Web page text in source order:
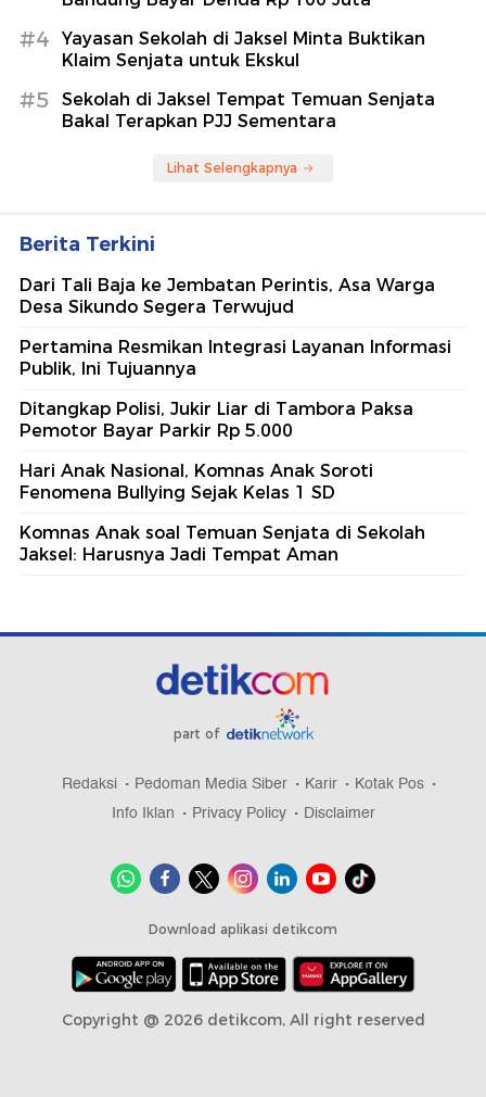
#4
Yayasan Sekolah di Jaksel Minta Buktikan
Klaim Senjata untuk Ekskul
#5
Sekolah di Jaksel Tempat Temuan Senjata
Bakal Terapkan PJJ Sementara
Lihat Selengkapnya
Berita Terkini
Dari Tali Baja ke Jembatan Perintis, Asa Warga
Desa Sikundo Segera Terwujud
Pertamina Resmikan Integrasi Layanan Informasi
Publik, Ini Tujuannya
Ditangkap Polisi, Jukir Liar di Tambora Paksa
Pemotor Bayar Parkir Rp 5.000
Hari Anak Nasional, Komnas Anak Soroti
Fenomena Bullying Sejak Kelas 1 SD
Komnas Anak soal Temuan Senjata di Sekolah
Jaksel: Harusnya Jadi Tempat Aman
part of
Redaksi Pedoman Media Siber Karir
Kotak Pos
Info Iklan
Privacy Policy Disclaimer
Download aplikasi detikcom
Copyright @ 2026 detikcom, All right reserved